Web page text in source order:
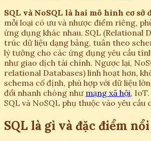
SQL và NoSQL là hai mô hình cơ sở
mỗi loại có ưu và nhược điểm riêng,
ứng dụng khác nhau. SQL (Relational
trúc dữ liệu dạng bảng, tuân theo
lý tưởng cho các ứng dụng yêu cầu
như giao dịch tài chính. Ngược lại,
relational Databases) linh hoạt hơn,
schema cố định, phù hợp với dữ liệu
đổi nhanh chóng như mạng xã hội,
SQL và NoSQL phụ thuộc vào yêu cầu
SQL là gì và đặc điểm